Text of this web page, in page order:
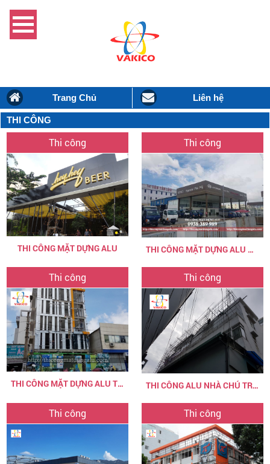
Trang Chủ Liên hệ
THI CÔNG
Thi công
THI CÔNG MẶT DỰNG ALU
Thi công
THI CÔNG MẶT DỰNG ALU HYUN DAI PHÚ MỸ
Thi công
THI CÔNG MẶT DỰNG ALU TOÀN NHÀ HƯNG THỊNH SÀI GÒN
Thi công
THI CÔNG ALU NHÀ CHÚ TRANG Ở 160 TRẦN BÌNH TRỌNG QUẬN 5
Thi công Thi công